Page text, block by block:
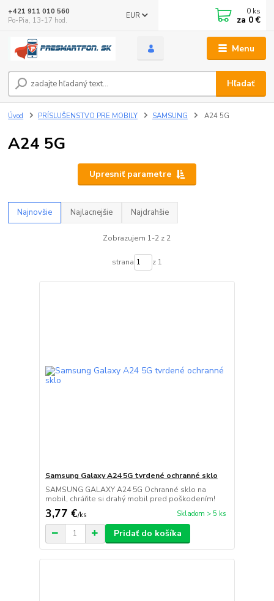
Menu
EUR
Hľadať
+421 911 010 560
Po-Pia, 13-17 hod.
0 ks
za 0 €
Úvod PRÍSLUŠENSTVO PRE MOBILY SAMSUNG A24 5G
A24 5G
Upresniť parametre
Najnovšie Najlacnejšie Najdrahšie
Zobrazujem 1-2 z 2
strana z 1
Samsung Galaxy A24 5G tvrdené ochranné sklo
SAMSUNG GALAXY A24 5G Ochranné sklo na
mobil, chráňte si drahý mobil pred poškodením!
3,77 €/ks Skladom > 5 ks
Pridať do košíka